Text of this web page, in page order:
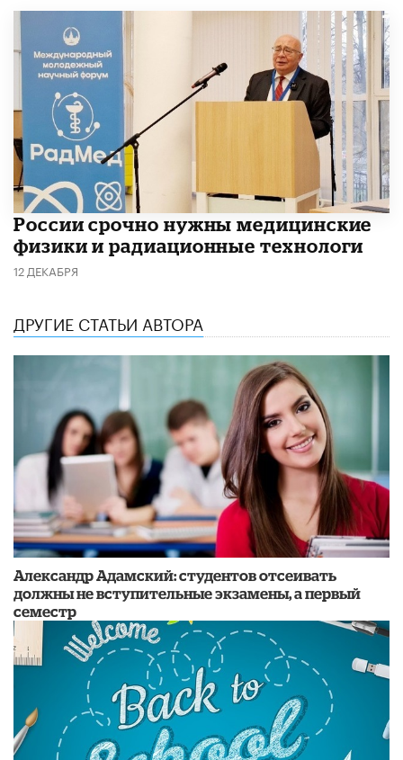
России срочно нужны медицинские
физики и радиационные технологи
12 ДЕКАБРЯ
ДРУГИЕ СТАТЬИ АВТОРА
Александр Адамский: студентов отсеивать
должны не вступительные экзамены, а первый
семестр